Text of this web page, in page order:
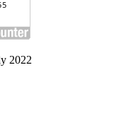
2022